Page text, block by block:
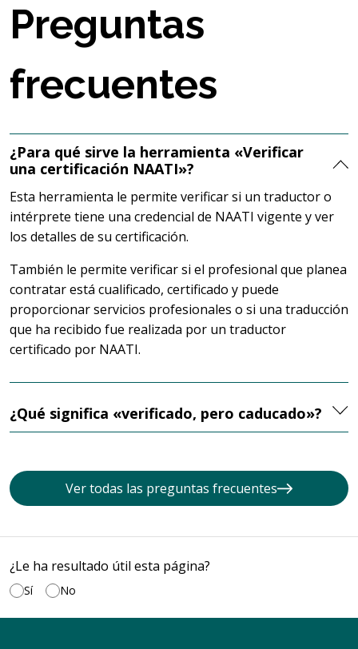
Preguntas
frecuentes
¿Para qué sirve la herramienta «Verificar
una certificación NAATI»?
Esta herramienta le permite verificar si un traductor o
intérprete tiene una credencial de NAATI vigente y ver
los detalles de su certificación.
También le permite verificar si el profesional que planea
contratar está cualificado, certificado y puede
proporcionar servicios profesionales o si una traducción
que ha recibido fue realizada por un traductor
certificado por NAATI.
¿Qué significa «verificado, pero caducado»?
Ver todas las preguntas frecuentes
¿Le ha resultado útil esta página?
Sí No